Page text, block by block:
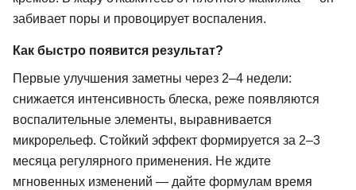
забивает поры и провоцирует воспаления.
Как быстро появится результат?
Первые улучшения заметны через 2–4 недели:
снижается интенсивность блеска, реже появляются
воспалительные элементы, выравнивается
микрорельеф. Стойкий эффект формируется за 2–3
месяца регулярного применения. Не ждите
мгновенных изменений — дайте формулам время